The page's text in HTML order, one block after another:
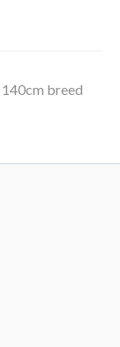
140cm breed